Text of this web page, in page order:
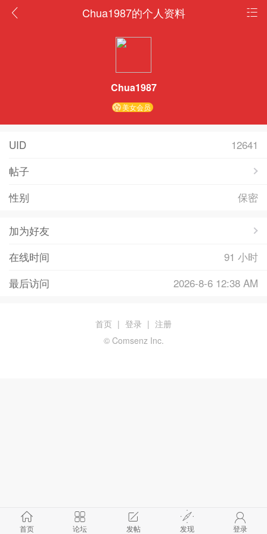
Chua1987的个人资料
Chua1987
美女会员
UID
12641
帖子
性别
保密
加为好友
在线时间
91 小时
最后访问
2026-8-6 12:38 AM
首页 论坛 发帖 发现 登录
首页 | 登录 | 注册
© Comsenz Inc.